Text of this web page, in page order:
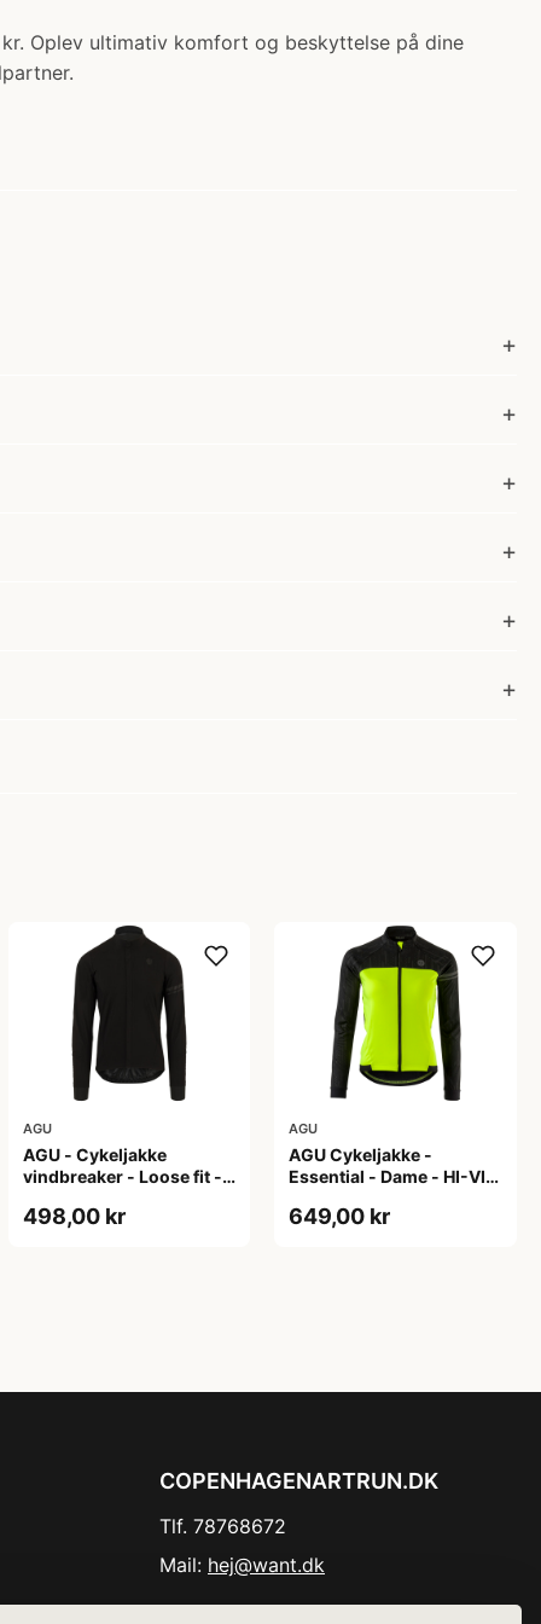
Oplev ultimativ komfort og beskyttelse på dine
AGU
AGU - Cykeljakke
vindbreaker - Loose fit -
498,00 kr
AGU
AGU Cykeljakke -
Essential - Dame - HI-VIS
649,00 kr
COPENHAGENARTRUN.DK
Tlf. 78768672
Mail: hej@want.dk